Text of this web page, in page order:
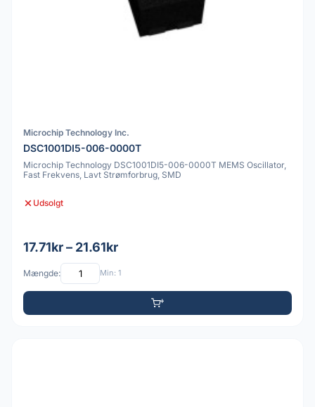
Microchip Technology Inc.
DSC1001DI5-006-0000T
Microchip Technology DSC1001DI5-006-0000T MEMS Oscillator,
Fast Frekvens, Lavt Strømforbrug, SMD
Udsolgt
17.71kr – 21.61kr
Mængde: Min: 1